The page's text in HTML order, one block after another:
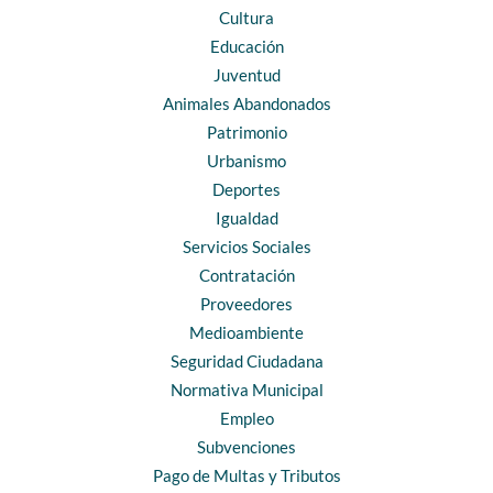
Cultura
Educación
Juventud
Animales Abandonados
Patrimonio
Urbanismo
Deportes
Igualdad
Servicios Sociales
Contratación
Proveedores
Medioambiente
Seguridad Ciudadana
Normativa Municipal
Empleo
Subvenciones
Pago de Multas y Tributos